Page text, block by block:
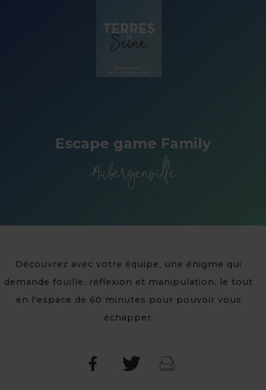
Escape game Family
Aubergenville
Découvrez avec votre équipe, une énigme qui
demande fouille, réflexion et manipulation, le tout
en l'espace de 60 minutes pour pouvoir vous
échapper.